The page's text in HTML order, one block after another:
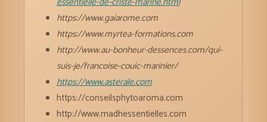
https://www.gaiarome.com
https://www.myrtea-formations.com
http://www.au-bonheur-dessences.com/qui-
suis-je/francoise-couic-marinier/
https://www.asterale.com
https://conseilsphytoaroma.com
http://www.madhessentielles.com